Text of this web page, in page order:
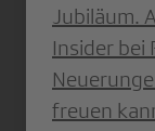
Jubiläum.
Insider bei
freuen